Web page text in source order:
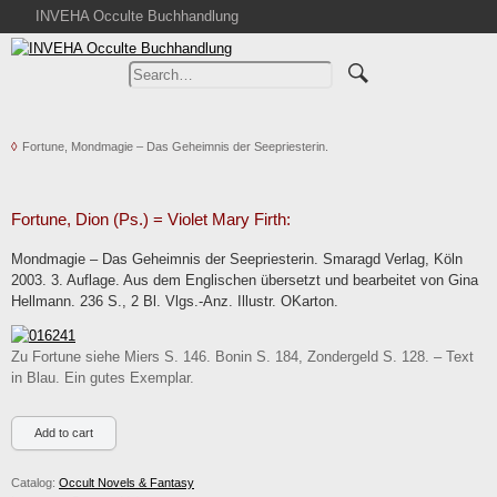
INVEHA Occulte Buchhandlung
Home
Cart
Purchase
Abbreviations
Contact
Withdrawal
Privacy Policy
Imprint
Fortune, Mondmagie – Das Geheimnis der Seepriesterin.
Fortune, Dion (Ps.) = Violet Mary Firth:
Mondmagie – Das Geheimnis der Seepriesterin. Smaragd Verlag, Köln
2003. 3. Auflage. Aus dem Englischen übersetzt und bearbeitet von Gina
Hellmann. 236 S., 2 Bl. Vlgs.-Anz. Illustr. OKarton.
Zu Fortune siehe Miers S. 146. Bonin S. 184, Zondergeld S. 128. – Text
in Blau. Ein gutes Exemplar.
Catalog: Occult Novels & Fantasy